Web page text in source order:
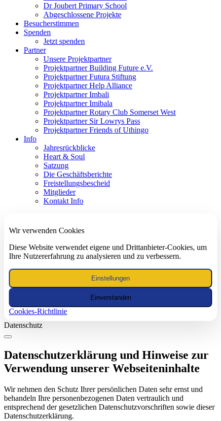
Dr Joubert Primary School
Abgeschlossene Projekte
Besucherstimmen
Spenden
Jetzt spenden
Partner
Unsere Projektpartner
Projektpartner Building Future e.V.
Projektpartner Futura Stiftung
Projektpartner Help Alliance
Projektpartner Imbali
Projektpartner Imibala
Projektpartner Rotary Club Somerset West
Projektpartner Sir Lowrys Pass
Projektpartner Friends of Uthingo
Info
Jahresrückblicke
Heart & Soul
Satzung
Die Geschäftsberichte
Freistellungsbescheid
Mitglieder
Kontakt Info
Wir verwenden Cookies
Diese Website verwendet eigene und Drittanbieter-Cookies, um
Ihre Nutzererfahrung zu analysieren und zu verbessern.
Einstellungen
Einverstanden
Cookies-Richtlinie
Datenschutz
Datenschutzerklärung und Hinweise zur
Verwendung unserer Webseiteninhalte
Wir nehmen den Schutz Ihrer persönlichen Daten sehr ernst und
behandeln Ihre personenbezogenen Daten vertraulich und
entsprechend der gesetzlichen Datenschutzvorschriften sowie dieser
Datenschutzerklärung.